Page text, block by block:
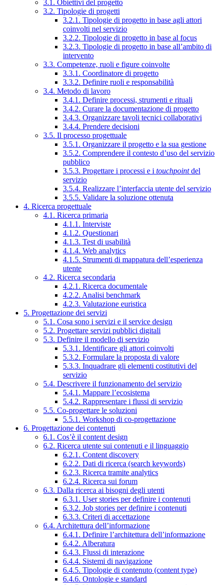
3.1. Obiettivi del progetto
3.2. Tipologie di progetti
3.2.1. Tipologie di progetto in base agli attori
coinvolti nel servizio
3.2.2. Tipologie di progetto in base al focus
3.2.3. Tipologie di progetto in base all’ambito di
intervento
3.3. Competenze, ruoli e figure coinvolte
3.3.1. Coordinatore di progetto
3.3.2. Definire ruoli e responsabilità
3.4. Metodo di lavoro
3.4.1. Definire processi, strumenti e rituali
3.4.2. Curare la documentazione di progetto
3.4.3. Organizzare tavoli tecnici collaborativi
3.4.4. Prendere decisioni
3.5. Il processo progettuale
3.5.1. Organizzare il progetto e la sua gestione
3.5.2. Comprendere il contesto d’uso del servizio
pubblico
3.5.3. Progettare i processi e i touchpointdel
servizio
3.5.4. Realizzare l’interfaccia utente del servizio
3.5.5. Validare la soluzione ottenuta
4. Ricerca progettuale
4.1. Ricerca primaria
4.1.1. Interviste
4.1.2. Questionari
4.1.3. Test di usabilità
4.1.4. Web analytics
4.1.5. Strumenti di mappatura dell’esperienza
utente
4.2. Ricerca secondaria
4.2.1. Ricerca documentale
4.2.2. Analisi benchmark
4.2.3. Valutazione euristica
5. Progettazione dei servizi
5.1. Cosa sono i servizi e il service design
5.2. Progettare servizi pubblici digitali
5.3. Definire il modello di servizio
5.3.1. Identificare gli attori coinvolti
5.3.2. Formulare la proposta di valore
5.3.3. Inquadrare gli elementi costitutivi del
servizio
5.4. Descrivere il funzionamento del servizio
5.4.1. Mappare l’ecosistema
5.4.2. Rappresentare i flussi di servizio
5.5. Co-progettare le soluzioni
5.5.1. Workshop di co-progettazione
6. Progettazione dei contenuti
6.1. Cos’è il content design
6.2. Ricerca utente sui contenuti e il linguaggio
6.2.1. Content discovery
6.2.2. Dati di ricerca (search keywords)
6.2.3. Ricerca tramite analytics
6.2.4. Ricerca sui forum
6.3. Dalla ricerca ai bisogni degli utenti
6.3.1. User stories per definire i contenuti
6.3.2. Job stories per definire i contenuti
6.3.3. Criteri di accettazione
6.4. Architettura dell’informazione
6.4.1. Definire l’architettura dell’informazione
6.4.2. Alberatura
6.4.3. Flussi di interazione
6.4.4. Sistemi di navigazione
6.4.5. Tipologie di contenuto (content type)
6.4.6. Ontologie e standard